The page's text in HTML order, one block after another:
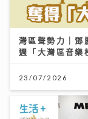
灣區聲勢力｜
週「大灣區音樂
23/07/2026